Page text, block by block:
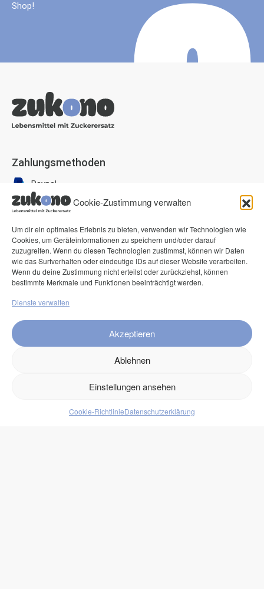
Cookie-Zustimmung verwalten
Um dir ein optimales Erlebnis zu bieten, verwenden wir Technologien wie
Cookies, um Geräteinformationen zu speichern und/oder darauf
zuzugreifen. Wenn du diesen Technologien zustimmst, können wir Daten
wie das Surfverhalten oder eindeutige IDs auf dieser Website verarbeiten.
Wenn du deine Zustimmung nicht erteilst oder zurückziehst, können
bestimmte Merkmale und Funktionen beeinträchtigt werden.
Dienste verwalten
Akzeptieren
Ablehnen
Einstellungen ansehen
Cookie-RichtlinieDatenschutzerklärung
Shop!
Zahlungsmethoden
Paypal
Visa
American Express
Klarna Pay now
Klarna Rechnung
FAQ